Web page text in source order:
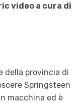
video a cura di
della provincia di
Springsteen
macchina ed è